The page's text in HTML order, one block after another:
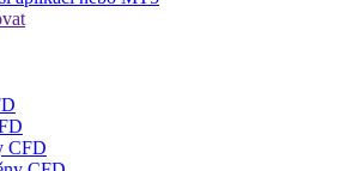
CFD